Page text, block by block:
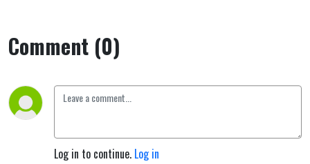
Comment (0)
Log in to continue. Log in